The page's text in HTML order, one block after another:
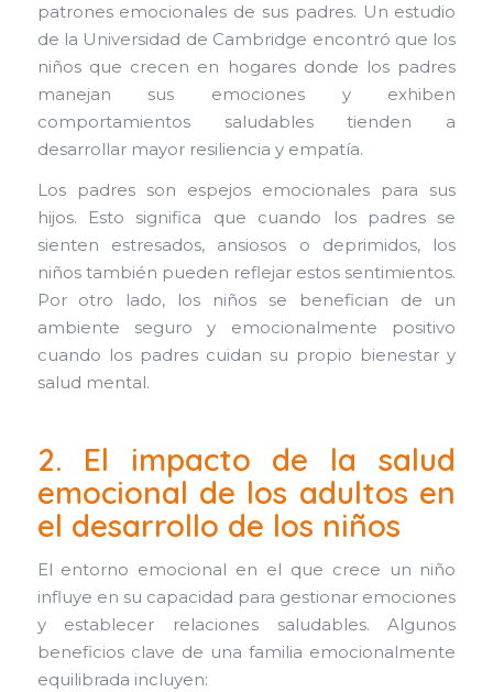
patrones emocionales de sus padres. Un estudio
de la Universidad de Cambridge encontró que los
niños que crecen en hogares donde los padres
manejan sus emociones y exhiben
comportamientos saludables tienden a
desarrollar mayor resiliencia y empatía.
Los padres son espejos emocionales para sus
hijos. Esto significa que cuando los padres se
sienten estresados, ansiosos o deprimidos, los
niños también pueden reflejar estos sentimientos.
Por otro lado, los niños se benefician de un
ambiente seguro y emocionalmente positivo
cuando los padres cuidan su propio bienestar y
salud mental.
2. El impacto de la salud
emocional de los adultos en
el desarrollo de los niños
El entorno emocional en el que crece un niño
influye en su capacidad para gestionar emociones
y establecer relaciones saludables. Algunos
beneficios clave de una familia emocionalmente
equilibrada incluyen: